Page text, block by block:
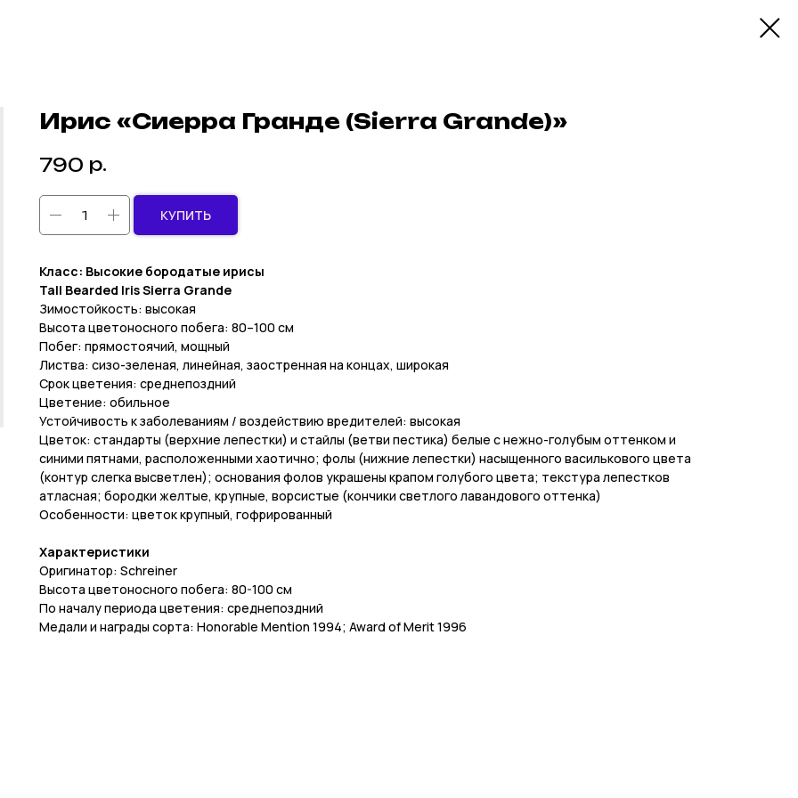
Ирис «Сиерра Гранде (Sierra Grande)»
790 р.
КУПИТЬ
Класс: Высокие бородатые ирисы
Tall Bearded Iris Sierra Grande
Зимостойкость: высокая
Высота цветоносного побега: 80–100 см
Побег: прямостоячий, мощный
Листва: сизо-зеленая, линейная, заостренная на концах, широкая
Срок цветения: среднепоздний
Цветение: обильное
Устойчивость к заболеваниям / воздействию вредителей: высокая
Цветок: стандарты (верхние лепестки) и стайлы (ветви пестика) белые с нежно-голубым оттенком и
синими пятнами, расположенными хаотично; фолы (нижние лепестки) насыщенного василькового цвета
(контур слегка высветлен); основания фолов украшены крапом голубого цвета; текстура лепестков
атласная; бородки желтые, крупные, ворсистые (кончики светлого лавандового оттенка)
Особенности: цветок крупный, гофрированный
Характеристики
Оригинатор: Schreiner
Высота цветоносного побега: 80-100 см
По началу периода цветения: среднепоздний
Медали и награды сорта: Honorable Mention 1994; Award of Merit 1996